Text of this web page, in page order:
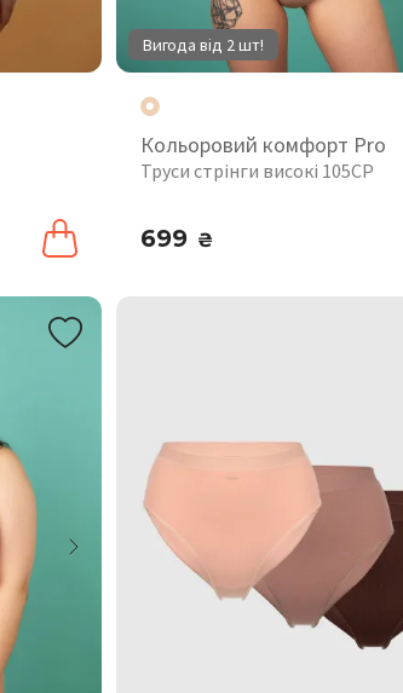
Вигода від 2 шт!
Кольоровий комфорт Pro
Труси стрінги високі 105CP
699 ₴